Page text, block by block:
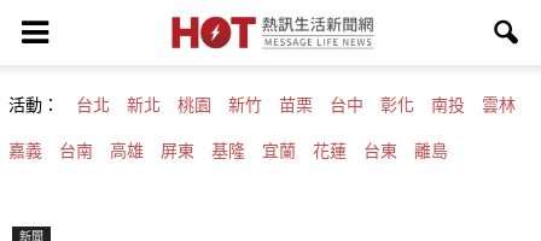
活動： 台北 新北 桃園 新竹 苗栗 台中 彰化 南投 雲林
嘉義 台南 高雄 屏東 基隆 宜蘭 花蓮 台東 離島
新聞